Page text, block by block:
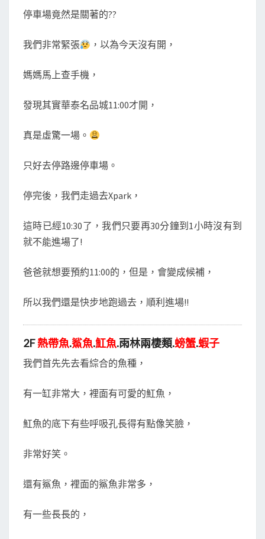
停車場竟然是關著的??
我們非常緊張 ，以為今天沒有開，
媽媽馬上查手機，
發現其實華泰名品城11:00才開，
真是虛驚一場。
只好去停路邊停車場。
停完後，我們走過去Xpark，
這時已經10:30了，我們只要再30分鐘到1小時沒有到
就不能進場了!
爸爸就想要預約11:00的，但是，會變成候補，
所以我們還是快步地跑過去，順利進場!!
2F熱帶魚.鯊魚.魟魚.雨林兩棲類.螃蟹.蝦子
我們首先先去看綜合的魚種，
有一缸非常大，裡面有可愛的魟魚，
魟魚的底下有些呼吸孔長得有點像笑臉，
非常好笑。
還有鯊魚，裡面的鯊魚非常多，
有一些長長的，